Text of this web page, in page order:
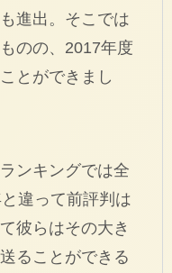
進出。そこでは
のの、2017年度
とができまし
ンキングでは全
違って前評判は
彼らはその大き
ることができる